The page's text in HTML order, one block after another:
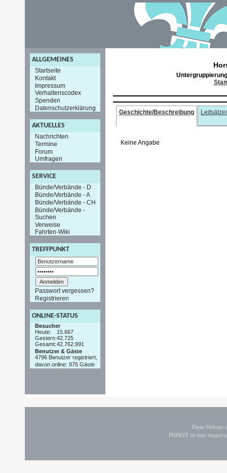
ALLGEMEINES
Startseite
Kontakt
Impressum
Verhaltenscodex
Spenden
Datenschutzerklärung
AKTUELLES
Nachrichten
Termine
Forum
Umfragen
SERVICE
Bünde/Verbände - D
Bünde/Verbände - A
Bünde/Verbände - CH
Bünde/Verbände -
Suchen
Verweise
Fahrten-Wiki
TREFFPUNKT
Passwort vergessen?
Registrieren
ONLINE-STATUS
Besucher
Heute:
15.667
Gestern:42.725
Gesamt:42.762.991
Benutzer & Gäste
4796 Benutzer registriert,
davon online: 875 Gäste
Geschichte/Beschreibung
Keine Angabe
Diese
PHPKIT ist eine